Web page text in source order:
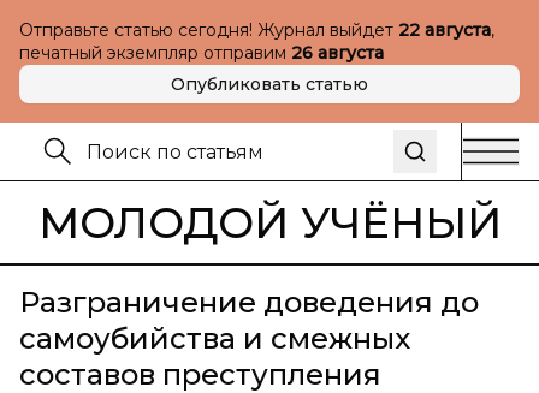
Отправьте статью сегодня! Журнал выйдет 22 августа,
печатный экземпляр отправим 26 августа
Опубликовать статью
МОЛОДОЙ УЧЁНЫЙ
Разграничение доведения до
самоубийства и смежных
составов преступления